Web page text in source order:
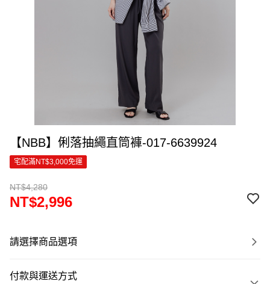
【NBB】俐落抽繩直筒褲-017-6639924
宅配滿NT$3,000免運
NT$4,280
NT$2,996
請選擇商品選項
付款與運送方式